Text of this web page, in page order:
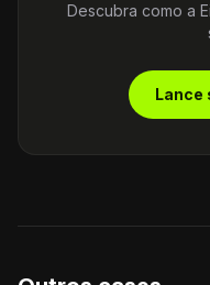
Descubra como a
Lance